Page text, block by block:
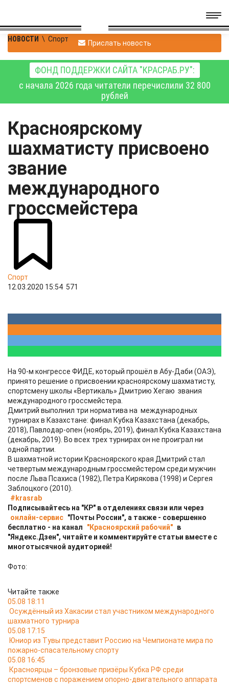
НОВОСТИ \ Спорт Прислать новость
ФОНД ПОДДЕРЖКИ САЙТА "КРАСРАБ.РУ":
с начала 2026 года читатели перечислили 32 800
рублей
Красноярскому
шахматисту присвоено
звание
международного
гроссмейстера
Спорт
12.03.2020 15:54 571
На 90-м конгрессе ФИДЕ, который прошёл в Абу-Даби (ОАЭ),
принято решение о присвоении красноярскому шахматисту,
спортсмену школы «Вертикаль» Дмитрию Хегаю звания
международного гроссмейстера.
Дмитрий выполнил три норматива на международных
турнирах в Казахстане: финал Кубка Казахстана (декабрь,
2018), Павлодар-опен (ноябрь, 2019), финал Кубка Казахстана
(декабрь, 2019). Во всех трех турнирах он не проиграл ни
одной партии.
В шахматной истории Красноярского края Дмитрий стал
четвертым международным гроссмейстером среди мужчин
после Льва Псахиса (1982), Петра Кирякова (1998) и Сергея
Заблоцкого (2010).
#krasrab
Подписывайтесь на "КР" в отделениях связи или через
онлайн-сервис "Почты России", а также - совершенно
бесплатно - на канал
"Красноярский рабочий" в
"Яндекс.Дзен", читайте и комментируйте статьи вместе с
многотысячной аудиторией!
Фото:
Читайте также
05.08 18:11
Осуждённый из Хакасии стал участником международного
шахматного турнира
05.08 17:15
Юниор из Тувы представит Россию на Чемпионате мира по
пожарно-спасательному спорту
05.08 16:45
Красноярцы – бронзовые призёры Кубка РФ среди
спортсменов с поражением опорно-двигательного аппарата